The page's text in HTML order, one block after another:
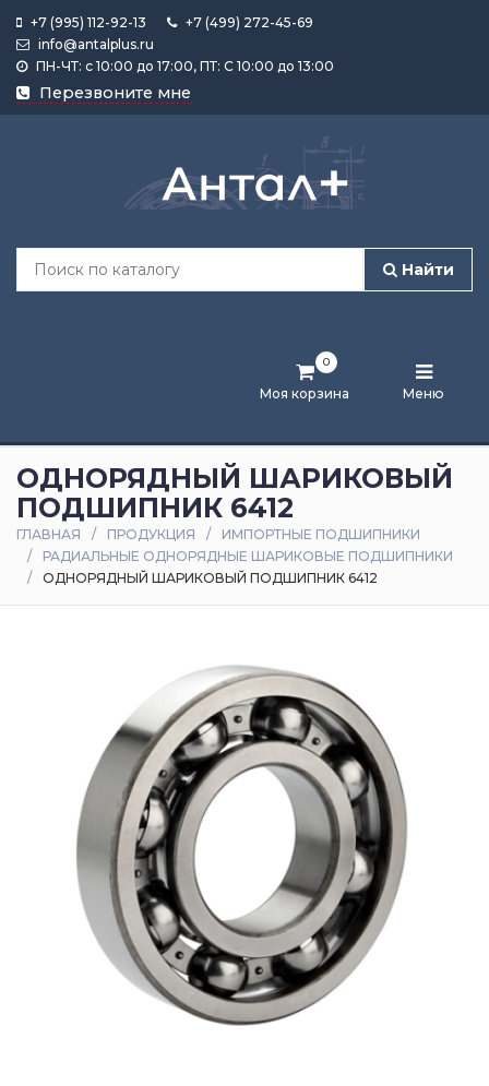
+7 (995) 112-92-13
+7 (499) 272-45-69
info@antalplus.ru
ПН-ЧТ: с 10:00 до 17:00, ПТ: С 10:00 до 13:00
Перезвоните мне
Найти
Моя корзина
0
Меню
Каталог
продукции
Лента
и
статьи
Оплата
доставка
ОДНОРЯДНЫЙ ШАРИКОВЫЙ
ПОДШИПНИК 6412
ГЛАВНАЯ ПРОДУКЦИЯ
ИМПОРТНЫЕ ПОДШИПНИКИ
РАДИАЛЬНЫЕ ОДНОРЯДНЫЕ ШАРИКОВЫЕ ПОДШИПНИКИ
ОДНОРЯДНЫЙ ШАРИКОВЫЙ ПОДШИПНИК 6412